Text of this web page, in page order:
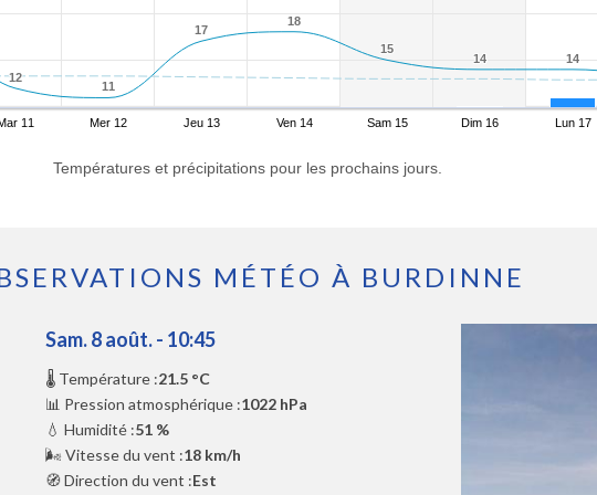
12
12
11
11
17
17
18
18
15
15
14
14 14
14
11 Mer 12 Jeu 13 Ven 14 Sam 15 Dim 16 Lun 17
Températures et précipitations pour les prochains jours.
MÉTÉO À BURDINNE
Sam. 8 août. - 10:45
🌡️ Température :21.5 °C
📊 Pression atmosphérique :1022 hPa
💧 Humidité :51 %
🌬️ Vitesse du vent :18 km/h
🧭 Direction du vent :Est